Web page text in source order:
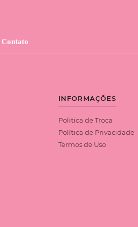
Contato
INFORMAÇÕES
Politica de Troca
Política de Privacidade
Termos de Uso